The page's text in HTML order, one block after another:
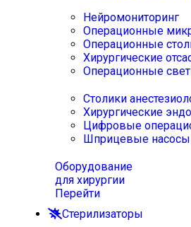
Нейромониторинг
Операционные
Операционные
Хирургические
Операционные
Столики
Хирургические
Цифровые
Шприцевые насосы
Оборудование
для хирургии
Перейти
Стерилизаторы